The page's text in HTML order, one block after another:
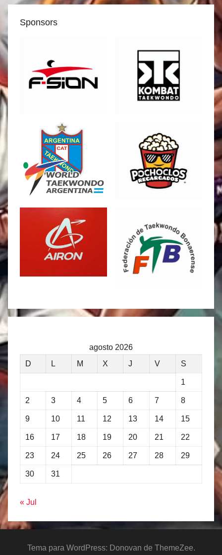
Sponsors
agosto 2026
D
L M X J V S
1
2 3 4 5 6 7 8
9 10 11 12 13 14 15
16 17 18 19 20 21 22
23 24 25 26 27 28 29
30 31
« Jul
Tema para WordPress: Donovan de ThemeZee.